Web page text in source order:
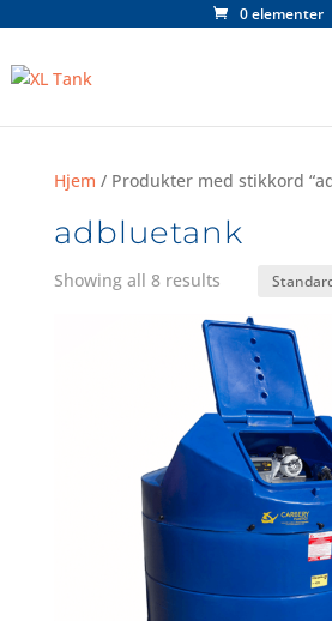
0 elementer
Hjem / Produkter med stikkord
adbluetank
Showing all 8 results